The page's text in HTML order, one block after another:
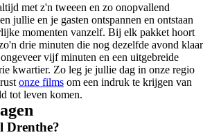
met z'n tweeen en zo onopvallend
jullie en je gasten ontspannen en ontstaan
momenten vanzelf. Bij elk pakket hoort
drie minuten die nog dezelfde avond klaar
vijf minuten en een uitgebreide
kwartier. Zo leg je jullie dag in onze regio
onze films om een indruk te krijgen van
tot leven komen.
Drenthe?